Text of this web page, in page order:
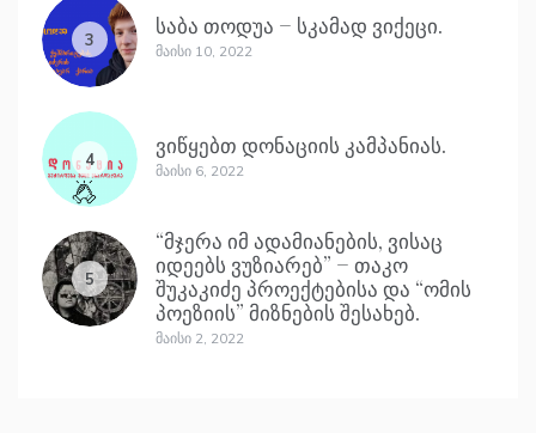
3 საბა თოდუა – სკამად ვიქეცი.
Მაისი 10, 2022
4 ვიწყებთ დონაციის კამპანიას.
Მაისი 6, 2022
5
“მჯერა იმ ადამიანების, ვისაც
იდეებს ვუზიარებ” – თაკო
შუკაკიძე პროექტებისა და “ომის
პოეზიის” მიზნების შესახებ.
Მაისი 2, 2022